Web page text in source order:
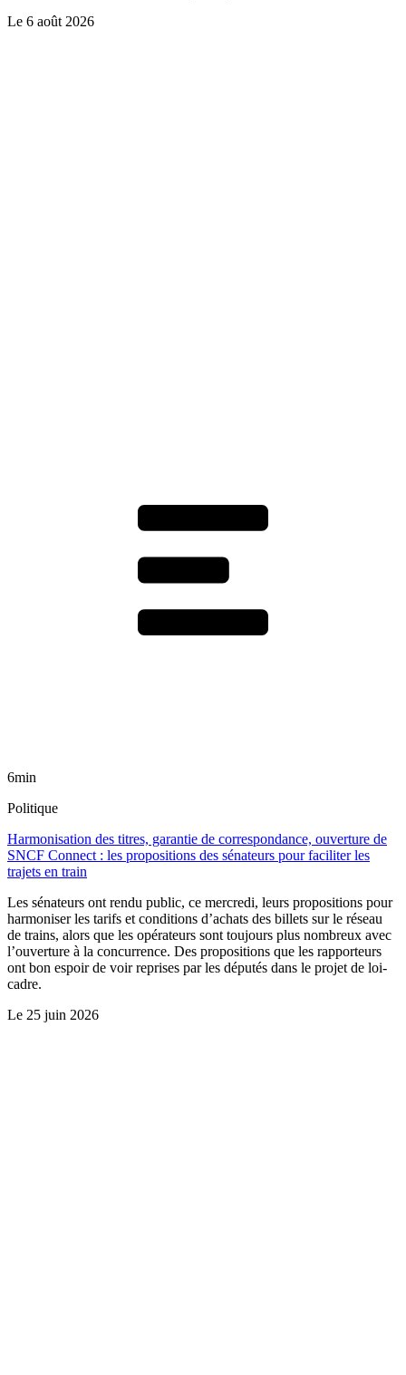
Le 6 août 2026
6min
Politique
Harmonisation des titres, garantie de correspondance, ouverture de
SNCF Connect : les propositions des sénateurs pour faciliter les
trajets en train
Les sénateurs ont rendu public, ce mercredi, leurs propositions pour
harmoniser les tarifs et conditions d’achats des billets sur le réseau
de trains, alors que les opérateurs sont toujours plus nombreux avec
l’ouverture à la concurrence. Des propositions que les rapporteurs
ont bon espoir de voir reprises par les députés dans le projet de loi-
cadre.
Le 25 juin 2026